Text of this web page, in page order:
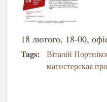
18 лютого, 18-00,
Tags:
Віталій
магистерская